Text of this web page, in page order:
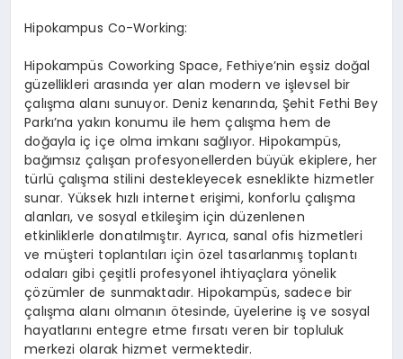
Hipokampus Co-Working:
Hipokampüs Coworking Space, Fethiye’nin eşsiz doğal
güzellikleri arasında yer alan modern ve işlevsel bir
çalışma alanı sunuyor. Deniz kenarında, Şehit Fethi Bey
Parkı’na yakın konumu ile hem çalışma hem de
doğayla iç içe olma imkanı sağlıyor. Hipokampüs,
bağımsız çalışan profesyonellerden büyük ekiplere, her
türlü çalışma stilini destekleyecek esneklikte hizmetler
sunar. Yüksek hızlı internet erişimi, konforlu çalışma
alanları, ve sosyal etkileşim için düzenlenen
etkinliklerle donatılmıştır. Ayrıca, sanal ofis hizmetleri
ve müşteri toplantıları için özel tasarlanmış toplantı
odaları gibi çeşitli profesyonel ihtiyaçlara yönelik
çözümler de sunmaktadır. Hipokampüs, sadece bir
çalışma alanı olmanın ötesinde, üyelerine iş ve sosyal
hayatlarını entegre etme fırsatı veren bir topluluk
merkezi olarak hizmet vermektedir.